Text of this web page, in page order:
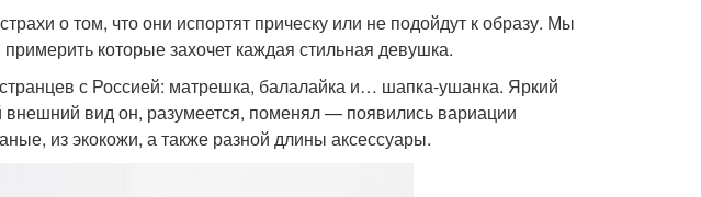
о том, что они испортят прическу или не подойдут к образу. Мы
которые захочет каждая стильная девушка.
с Россией: матрешка, балалайка и… шапка-ушанка. Яркий
внешний вид он, разумеется, поменял — появились вариации
из экокожи, а также разной длины аксессуары.